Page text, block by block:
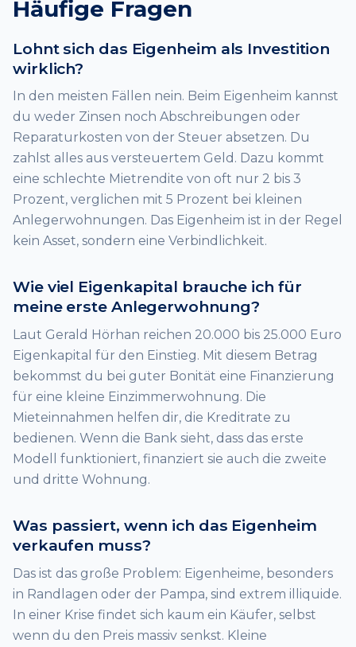
Häufige Fragen
Lohnt sich das Eigenheim als Investition
wirklich?
In den meisten Fällen nein. Beim Eigenheim kannst
du weder Zinsen noch Abschreibungen oder
Reparaturkosten von der Steuer absetzen. Du
zahlst alles aus versteuertem Geld. Dazu kommt
eine schlechte Mietrendite von oft nur 2 bis 3
Prozent, verglichen mit 5 Prozent bei kleinen
Anlegerwohnungen. Das Eigenheim ist in der Regel
kein Asset, sondern eine Verbindlichkeit.
Wie viel Eigenkapital brauche ich für
meine erste Anlegerwohnung?
Laut Gerald Hörhan reichen 20.000 bis 25.000 Euro
Eigenkapital für den Einstieg. Mit diesem Betrag
bekommst du bei guter Bonität eine Finanzierung
für eine kleine Einzimmerwohnung. Die
Mieteinnahmen helfen dir, die Kreditrate zu
bedienen. Wenn die Bank sieht, dass das erste
Modell funktioniert, finanziert sie auch die zweite
und dritte Wohnung.
Was passiert, wenn ich das Eigenheim
verkaufen muss?
Das ist das große Problem: Eigenheime, besonders
in Randlagen oder der Pampa, sind extrem illiquide.
In einer Krise findet sich kaum ein Käufer, selbst
wenn du den Preis massiv senkst. Kleine